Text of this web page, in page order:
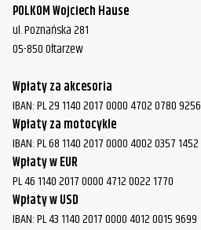
POLKOM Wojciech Hause
ul. Poznańska 281
05-850 Ołtarzew
Wpłaty za akcesoria
IBAN: PL 29 1140 2017 0000 4702 0780 9256
Wpłaty za motocykle
IBAN: PL 68 1140 2017 0000 4002 0357 1452
Wpłaty w EUR
PL 46 1140 2017 0000 4712 0022 1770
Wpłaty w USD
IBAN: PL 43 1140 2017 0000 4012 0015 9699